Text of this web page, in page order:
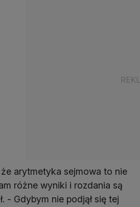
arytmetyka sejmowa to nie
różne wyniki i rozdania są
- Gdybym nie podjął się tej